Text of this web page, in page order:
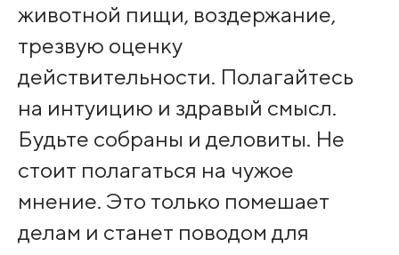
животной пищи, воздержание,
трезвую оценку
действительности. Полагайтесь
на интуицию и здравый смысл.
Будьте собраны и деловиты. Не
стоит полагаться на чужое
мнение. Это только помешает
делам и станет поводом для